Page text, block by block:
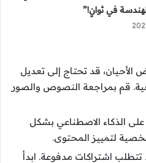
في ثوانٍ!”
قد تحتاج إلى تعديل
قم بمراجعة النصوص والصور
على الذكاء الاصطناعي بشكل
لتمييز المحتوى.
اشتراكات مدفوعة. ابدأ